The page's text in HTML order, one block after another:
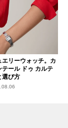
リーウォッチ。カ
テール ドゥ カルテ
選び方